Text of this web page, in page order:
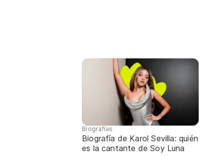
Biografías
Biografía de Karol Sevilla: quién
es la cantante de Soy Luna